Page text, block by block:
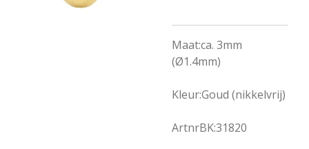
Maat:ca. 3mm
(Ø1.4mm)
Kleur:Goud (nikkelvrij)
ArtnrBK:31820